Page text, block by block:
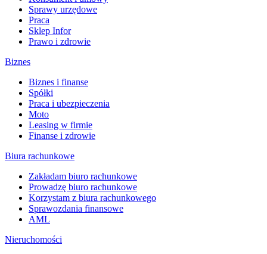
Sprawy urzędowe
Praca
Sklep Infor
Prawo i zdrowie
Biznes
Biznes i finanse
Spółki
Praca i ubezpieczenia
Moto
Leasing w firmie
Finanse i zdrowie
Biura rachunkowe
Zakładam biuro rachunkowe
Prowadzę biuro rachunkowe
Korzystam z biura rachunkowego
Sprawozdania finansowe
AML
Nieruchomości